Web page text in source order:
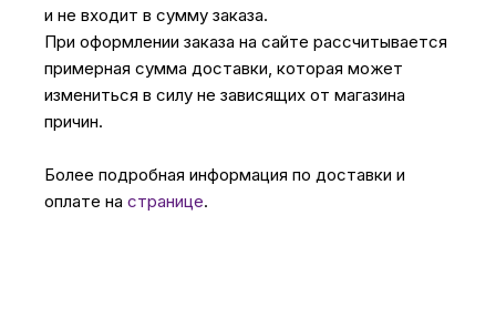
и не входит в сумму заказа.
При оформлении заказа на сайте рассчитывается
примерная сумма доставки, которая может
измениться в силу не зависящих от магазина
причин.
Более подробная информация по доставки и
оплате на странице.